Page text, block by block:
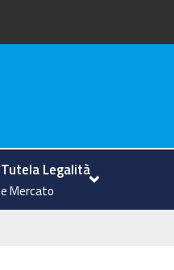
Tutela Legalità
e Mercato